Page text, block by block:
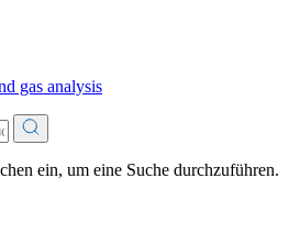
gas analysis
ein, um eine Suche durchzuführen.